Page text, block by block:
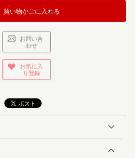
買い物かごに入れる
お問い合
わせ
お気に入
り登録